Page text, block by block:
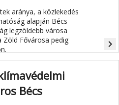
aránya, a közlekedés
alapján Bécs
legzöldebb városa
Zöld Fővárosa pedig
navigate_next
Bécs